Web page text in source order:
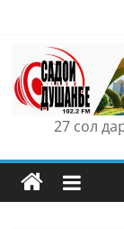
content
27 сол